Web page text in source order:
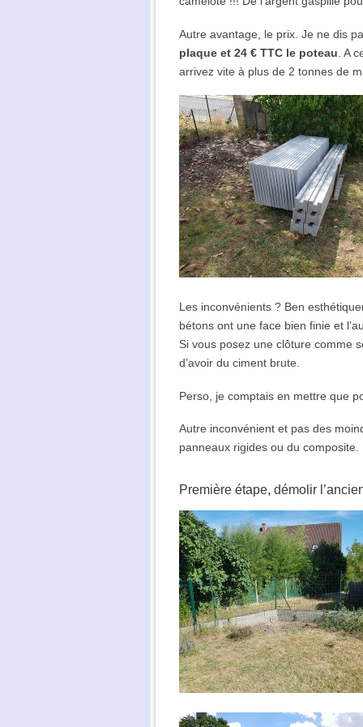
Autre avantage, le prix. Je ne dis
plaque et 24 € TTC le poteau . A
arrivez vite à plus de 2 tonnes de
Les inconvénients ? Ben
bétons ont une face bien finie et
Si vous posez une clôture comme
d’avoir du ciment brute.
Perso, je comptais en mettre que
Autre inconvénient et pas des
panneaux rigides ou du composite.
Première étape, démolir